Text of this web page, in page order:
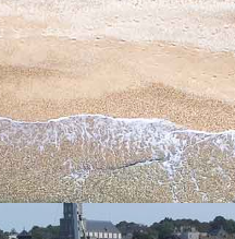
Shopping
Culture nautique
Gastronomie
Blogs
SERVICES
Nos magazines
La newsletter